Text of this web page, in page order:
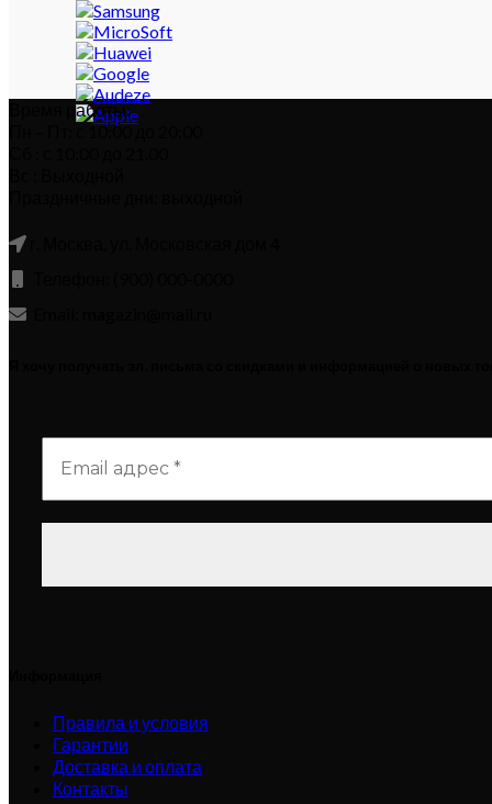
Время работы:
Пн – Пт: с 10:00 до 20:00
Правила и условия
Гарантии
Доставка и оплата
Контакты